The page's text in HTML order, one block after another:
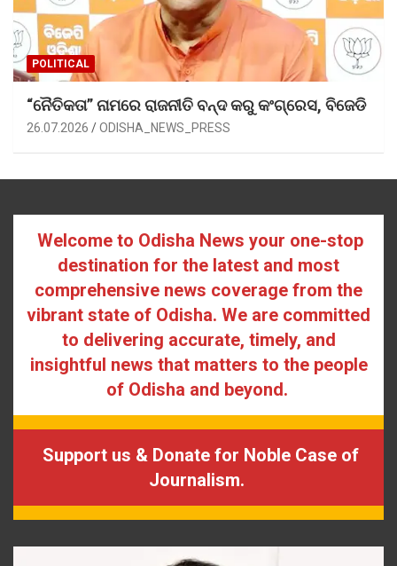
POLITICAL
“ନୈତିକତା” ନାମରେ ରାଜନୀତି ବନ୍ଦ କରୁ କଂଗ୍ରେସ, ବିଜେଡି
26.07.2026 ODISHA_NEWS_PRESS
Welcome to Odisha News your one-stop
destination for the latest and most
comprehensive news coverage from the
vibrant state of Odisha. We are committed
to delivering accurate, timely, and
insightful news that matters to the people
of Odisha and beyond.
Support us & Donate for Noble Case of
Journalism.